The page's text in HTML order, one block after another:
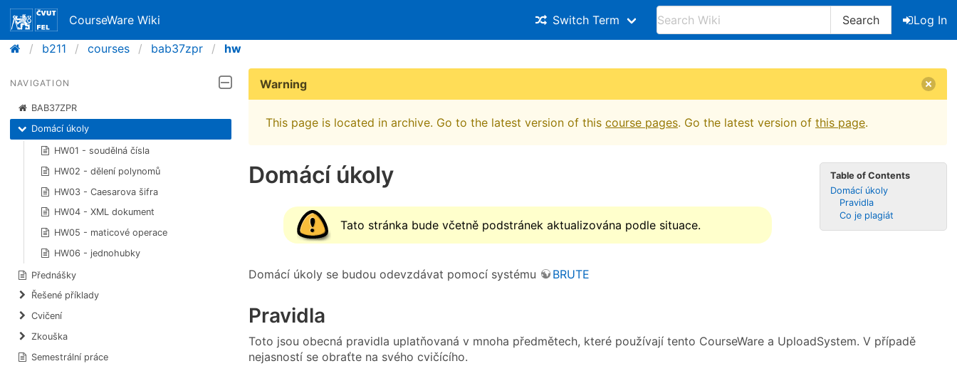
CourseWare Wiki Switch Term Search
Log In
b211
courses bab37zpr hw
NAVIGATION
BAB37ZPR
Domácí úkoly
HW01 - soudělná čísla
HW02 - dělení polynomů
HW03 - Caesarova šifra
HW04 - XML dokument
HW05 - maticové operace
HW06 - jednohubky
Přednášky
Řešené příklady
Cvičení
Zkouška
Semestrální práce
Warning
This page is located in archive. Go to the latest version of this course pages. Go the latest version of this page.
Table of Contents
Domácí úkoly
Pravidla
Co je plagiát
Domácí úkoly
Tato stránka bude včetně podstránek aktualizována podle situace.
Domácí úkoly se budou odevzdávat pomocí systému BRUTE
Pravidla
Toto jsou obecná pravidla uplatňovaná v mnoha předmětech, které používají tento CourseWare a UploadSystem. V případě
nejasností se obraťte na svého cvičícího.